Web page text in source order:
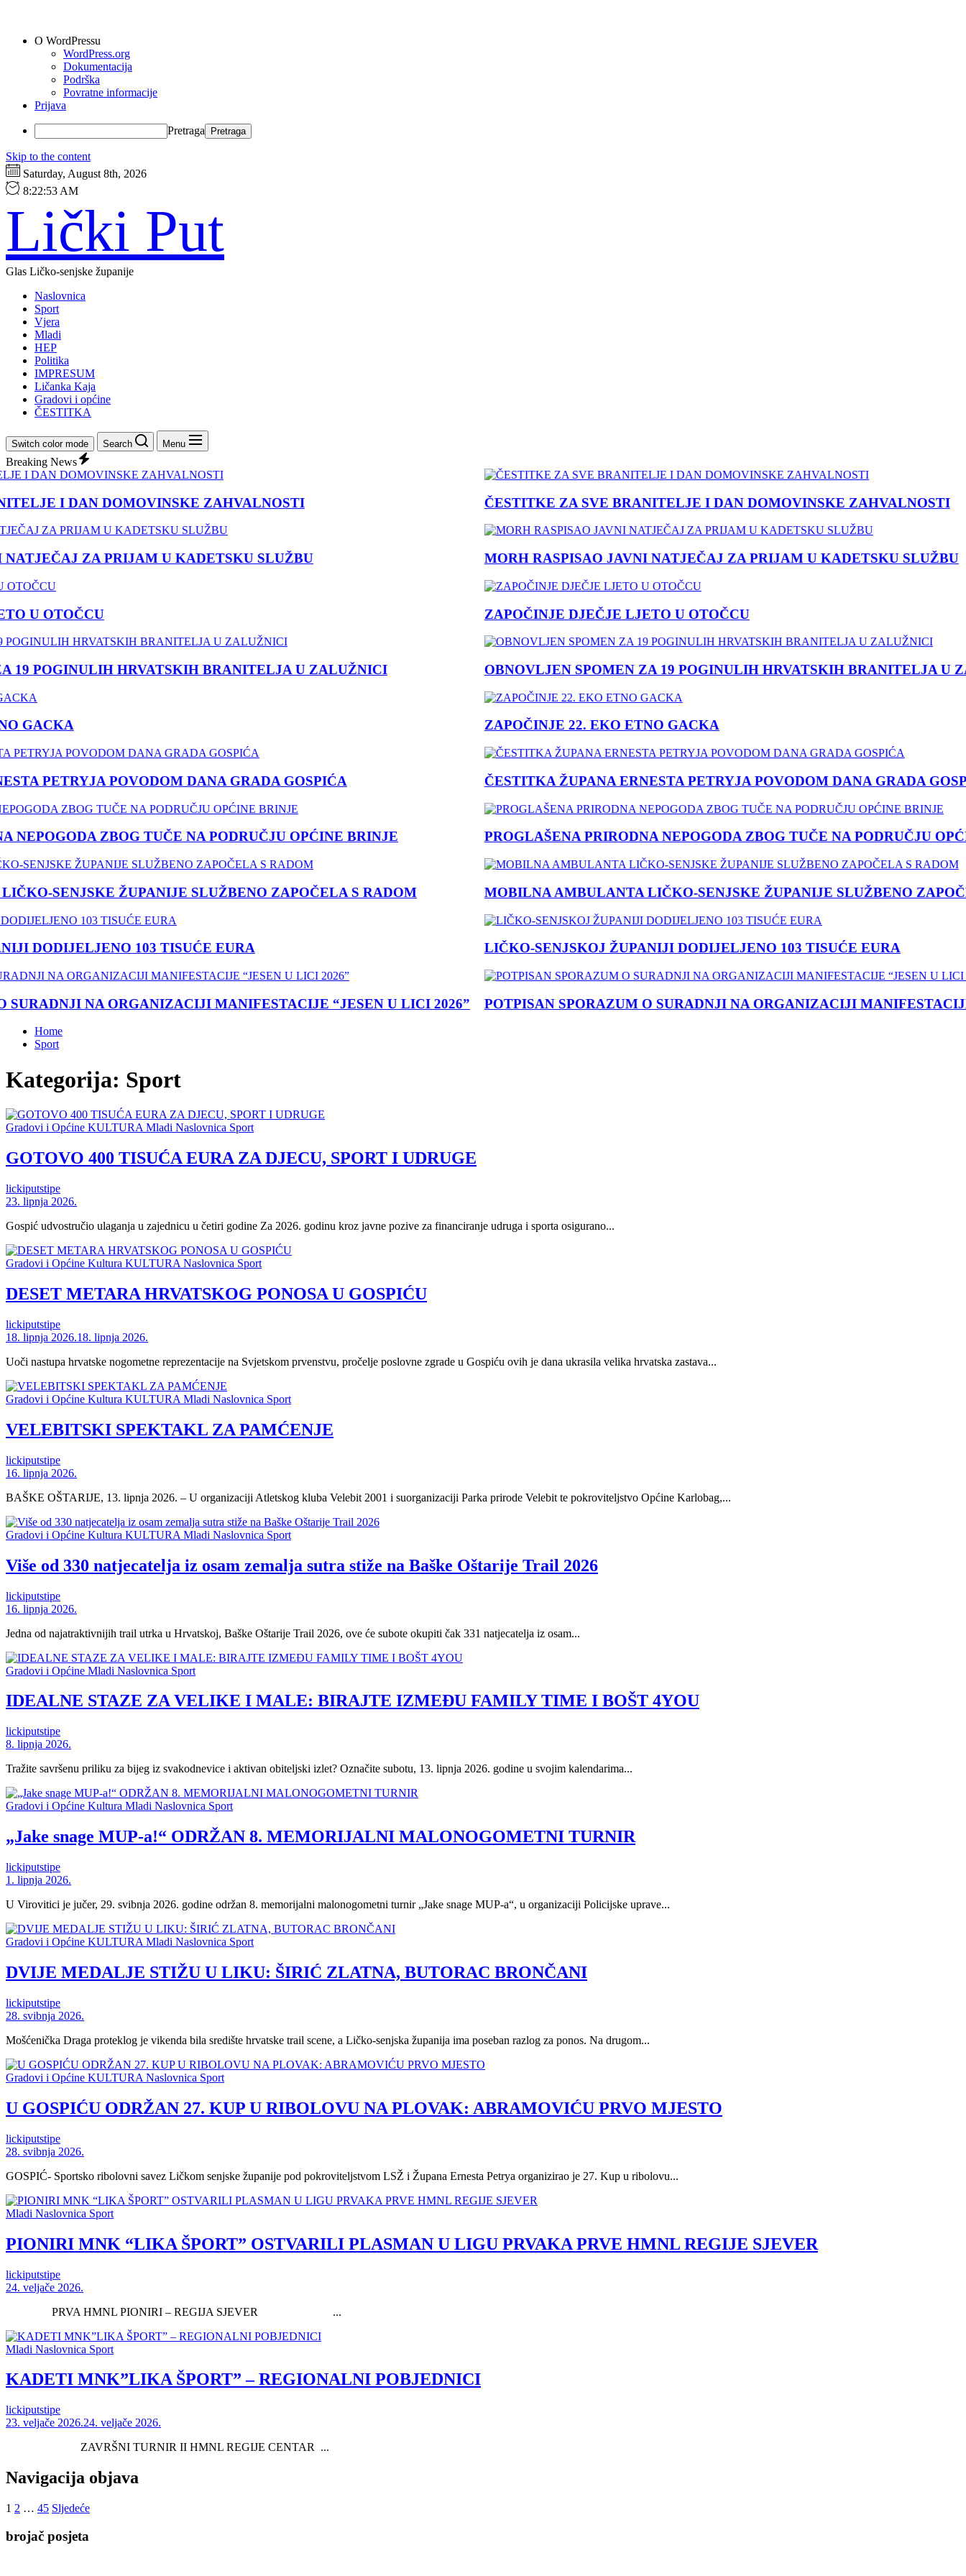
O WordPressu
WordPress.org
Dokumentacija
Podrška
Povratne informacije
Prijava
Pretraga
Skip to the content
Saturday, August 8th, 2026
8:22:54 AM
Lički Put
Glas Ličko-senjske županije
Naslovnica
Sport
Vjera
Mladi
HEP
Politika
IMPRESUM
Ličanka Kaja
Gradovi i općine
ČESTITKA
Switch color mode Search Menu
Breaking News
I DAN DOMOVINSKE ZAHVALNOSTI
ZA PRIJAM U KADETSKU SLUŽBU
OTOČCU
POGINULIH HRVATSKIH BRANITELJA U ZALUŽNICI
PETRYJA POVODOM DANA GRADA GOSPIĆA
ZBOG TUČE NA PODRUČJU OPĆINE BRINJE
SENJSKE ŽUPANIJE SLUŽBENO ZAPOČELA S RADOM
103 TISUĆE EURA
NA ORGANIZACIJI MANIFESTACIJE “JESEN U LICI 2026”
ČESTITKE ZA SVE BRANITELJE I DAN DOMOVINSKE ZAHVALNOSTI
MORH RASPISAO JAVNI NATJEČAJ ZA PRIJAM U KADETSKU SLUŽBU
ZAPOČINJE DJEČJE LJETO U OTOČCU
OBNOVLJEN SPOMEN ZA 19 POGINULIH HRVATSKIH BRANITELJA U
ZAPOČINJE 22. EKO ETNO GACKA
ČESTITKA ŽUPANA ERNESTA PETRYJA POVODOM DANA GRADA
PROGLAŠENA PRIRODNA NEPOGODA ZBOG TUČE NA PODRUČJU
MOBILNA AMBULANTA LIČKO-SENJSKE ŽUPANIJE SLUŽBENO
LIČKO-SENJSKOJ ŽUPANIJI DODIJELJENO 103 TISUĆE EURA
POTPISAN SPORAZUM O SURADNJI NA ORGANIZACIJI MANIFESTACIJE
Home
Sport
Kategorija: Sport
Gradovi i Općine KULTURA Mladi Naslovnica Sport
GOTOVO 400 TISUĆA EURA ZA DJECU, SPORT I UDRUGE
lickiputstipe
23. lipnja 2026.
Gospić udvostručio ulaganja u zajednicu u četiri godine Za 2026. godinu kroz javne pozive za financiranje udruga i sporta osigurano...
Gradovi i Općine Kultura KULTURA Naslovnica Sport
DESET METARA HRVATSKOG PONOSA U GOSPIĆU
lickiputstipe
18. lipnja 2026.18. lipnja 2026.
Uoči nastupa hrvatske nogometne reprezentacije na Svjetskom prvenstvu, pročelje poslovne zgrade u Gospiću ovih je dana ukrasila velika hrvatska zastava...
Gradovi i Općine Kultura KULTURA Mladi Naslovnica Sport
VELEBITSKI SPEKTAKL ZA PAMĆENJE
lickiputstipe
16. lipnja 2026.
BAŠKE OŠTARIJE, 13. lipnja 2026. – U organizaciji Atletskog kluba Velebit 2001 i suorganizaciji Parka prirode Velebit te pokroviteljstvo Općine Karlobag,...
Gradovi i Općine Kultura KULTURA Mladi Naslovnica Sport
Više od 330 natjecatelja iz osam zemalja sutra stiže na Baške Oštarije Trail 2026
lickiputstipe
16. lipnja 2026.
Jedna od najatraktivnijih trail utrka u Hrvatskoj, Baške Oštarije Trail 2026, ove će subote okupiti čak 331 natjecatelja iz osam...
Gradovi i Općine Mladi Naslovnica Sport
IDEALNE STAZE ZA VELIKE I MALE: BIRAJTE IZMEĐU FAMILY TIME I BOŠT 4YOU
lickiputstipe
8. lipnja 2026.
Tražite savršenu priliku za bijeg iz svakodnevice i aktivan obiteljski izlet? Označite subotu, 13. lipnja 2026. godine u svojim kalendarima...
Gradovi i Općine Kultura Mladi Naslovnica Sport
„Jake snage MUP-a!“ ODRŽAN 8. MEMORIJALNI MALONOGOMETNI TURNIR
lickiputstipe
1. lipnja 2026.
U Virovitici je jučer, 29. svibnja 2026. godine održan 8. memorijalni malonogometni turnir „Jake snage MUP-a“, u organizaciji Policijske uprave...
Gradovi i Općine KULTURA Mladi Naslovnica Sport
DVIJE MEDALJE STIŽU U LIKU: ŠIRIĆ ZLATNA, BUTORAC BRONČANI
lickiputstipe
28. svibnja 2026.
Mošćenička Draga proteklog je vikenda bila središte hrvatske trail scene, a Ličko-senjska županija ima poseban razlog za ponos. Na drugom...
Gradovi i Općine KULTURA Naslovnica Sport
U GOSPIĆU ODRŽAN 27. KUP U RIBOLOVU NA PLOVAK: ABRAMOVIĆU PRVO MJESTO
lickiputstipe
28. svibnja 2026.
GOSPIĆ- Sportsko ribolovni savez Ličkom senjske županije pod pokroviteljstvom LSŽ i Župana Ernesta Petrya organizirao je 27. Kup u ribolovu...
Mladi Naslovnica Sport
PIONIRI MNK “LIKA ŠPORT” OSTVARILI PLASMAN U LIGU PRVAKA PRVE HMNL REGIJE SJEVER
lickiputstipe
24. veljače 2026.
PRVA HMNL PIONIRI – REGIJA SJEVER ...
Mladi Naslovnica Sport
KADETI MNK”LIKA ŠPORT” – REGIONALNI POBJEDNICI
lickiputstipe
23. veljače 2026.24. veljače 2026.
ZAVRŠNI TURNIR II HMNL REGIJE CENTAR ...
Navigacija objava
1 2 … 45 Sljedeće
brojač posjeta